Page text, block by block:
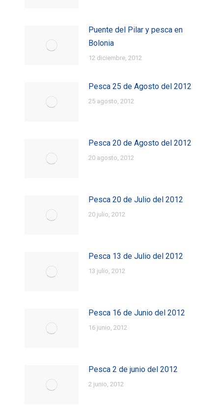
Puente del Pilar y pesca en
Bolonia
12 diciembre, 2012
Pesca 25 de Agosto del 2012
25 agosto, 2012
Pesca 20 de Agosto del 2012
20 agosto, 2012
Pesca 20 de Julio del 2012
20 julio, 2012
Pesca 13 de Julio del 2012
13 julio, 2012
Pesca 16 de Junio del 2012
16 junio, 2012
Pesca 2 de junio del 2012
2 junio, 2012